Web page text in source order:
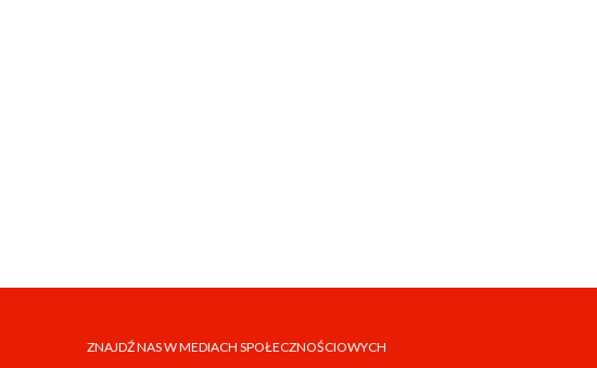
ZNAJDŹ NAS W MEDIACH SPOŁECZNOŚCIOWYCH